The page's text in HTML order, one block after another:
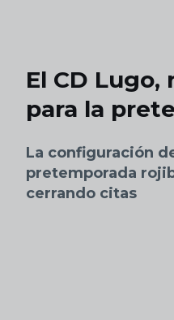
El CD Lugo,
para la
La configuración
pretemporada
cerrando citas